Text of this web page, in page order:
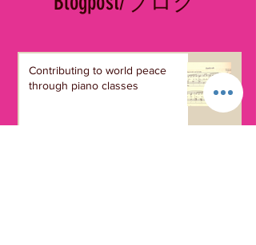
Contributing to world peace
through piano classes